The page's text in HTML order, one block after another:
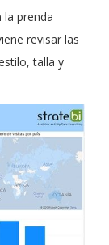
la prenda
revisar las
talla y